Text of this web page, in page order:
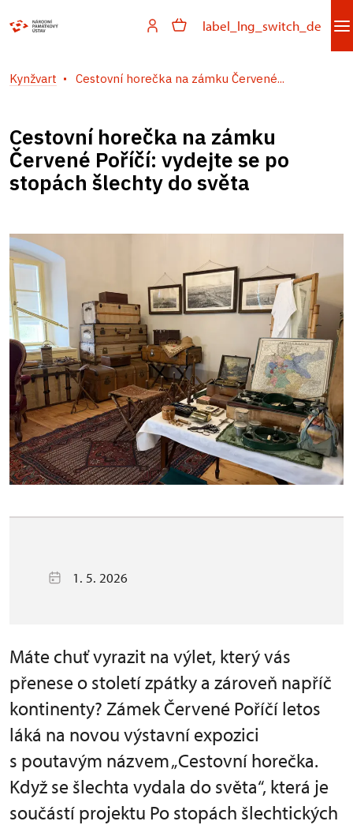
label_lng_switch_de
Kynžvart Cestovní horečka na zámku Červené...
Cestovní horečka na zámku
Červené Poříčí: vydejte se po
stopách šlechty do světa
1. 5. 2026
Máte chuť vyrazit na výlet, který vás
přenese o století zpátky a zároveň napříč
kontinenty? Zámek Červené Poříčí letos
láká na novou výstavní expozici
s poutavým názvem „Cestovní horečka.
Když se šlechta vydala do světa“, která je
součástí projektu Po stopách šlechtických